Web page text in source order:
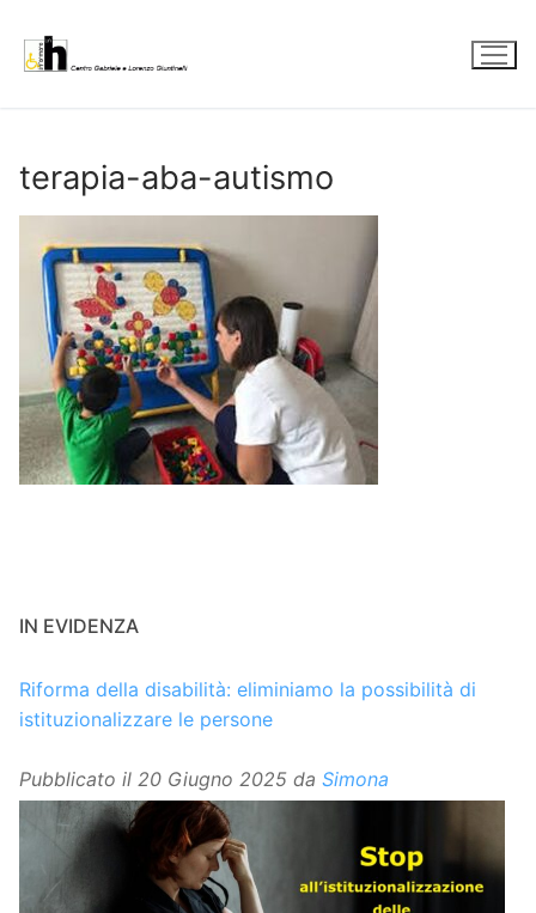
contenuto
terapia-aba-autismo
IN EVIDENZA
Riforma della disabilità: eliminiamo la possibilità di
istituzionalizzare le persone
Pubblicato il 20 Giugno 2025 da Simona